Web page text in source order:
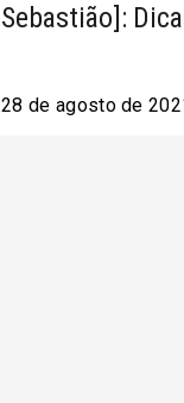
Sebastião]:
28 de agosto de